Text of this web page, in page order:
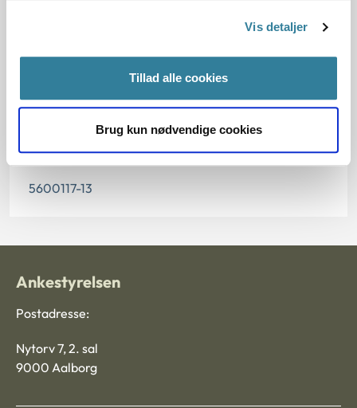
Vis detaljer
Tillad alle cookies
Brug kun nødvendige cookies
Journalnummer
5600117-13
Ankestyrelsen
Postadresse:
Nytorv 7, 2. sal
9000 Aalborg